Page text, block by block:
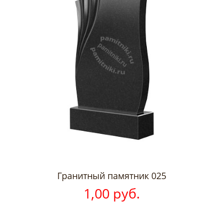
Гранитный памятник 025
1,00 руб.